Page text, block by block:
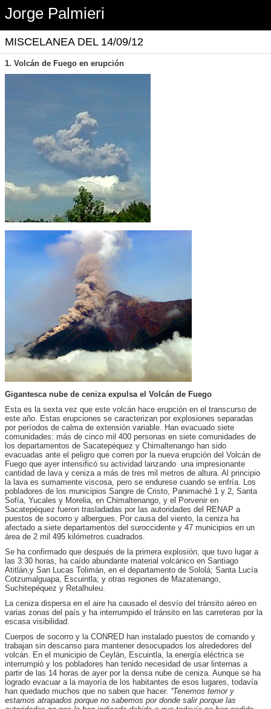
Jorge Palmieri
MISCELANEA DEL 14/09/12
1. Volcán de Fuego en erupción
Gigantesca nube de ceniza expulsa el Volcán de Fuego
Esta es la sexta vez que este volcán hace erupción en el transcurso de
este año. Estas erupciones se caracterizan por explosiones separadas
por períodos de calma de extensión variable. Han evacuado siete
comunidades: más de cinco mil 400 personas en siete comunidades de
los departamentos de Sacatepéquez y Chimaltenango han sido
evacuadas ante el peligro que corren por la nueva erupción del Volcán de
Fuego que ayer intensificó su actividad lanzando una impresionante
cantidad de lava y ceniza a más de tres mil metros de altura. Al principio
la lava es sumamente viscosa, pero se endurese cuando se enfría. Los
pobladores de los municipios Sangre de Cristo, Panimaché 1 y 2, Santa
Sofía, Yucales y Morelia, en Chimaltenango, y el Porvenir en
Sacatepéquez fueron trasladadas por las autoridades del RENAP a
puestos de socorro y albergues. Por causa del viento, la ceniza ha
afectado a siete departamentos del suroccidente y 47 municipios en un
área de 2 mil 495 kilómetros cuadrados.
Se ha confirmado que después de la primera explosión, que tuvo lugar a
las 3:30 horas, ha caído abundante material volcánico en Santiago
Atitlán,y San Lucas Tolimán, en el departamento de Sololá; Santa Lucía
Cotzumalguapa, Escuintla; y otras regiones de Mazatenango,
Suchitepéquez y Retalhuleu.
La ceniza dispersa en el aire ha causado el desvío del tránsito aéreo en
varias zonas del país y ha interrumpido el tránsito en las carreteras por la
escasa visibilidad.
Cuerpos de socorro y la CONRED han instalado puestos de comando y
trabajan sin descanso para mantener desocupados los alrededores del
volcán. En el municipio de Ceylán, Escuintla, la energía eléctrica se
interrumpió y los pobladores han tenido necesidad de usar linternas a
partir de las 14 horas de ayer por la densa nube de ceniza. Aunque se ha
logrado evacuar a la mayoría de los habitantes de esos lugares, todavía
han quedado muchos que no saben que hacer. “Tenemos temor y
estamos atrapados porque no sabemos por donde salir porque las